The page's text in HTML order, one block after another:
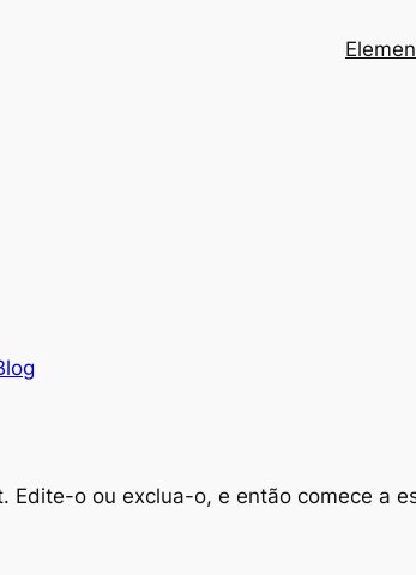
Edite-o ou exclua-o, e então comece a